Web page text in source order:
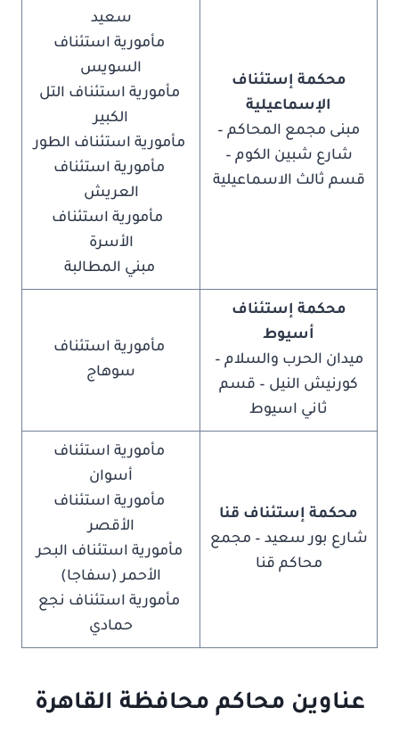
محكمة إستئناف
الإسماعيلية
مبنى مجمع المحاكم –
شارع شبين الكوم –
قسم ثالث الاسماعيلية
سعيد
مأمورية استئناف
السويس
مأمورية استئناف التل
الكبير
مأمورية استئناف الطور
مأمورية استئناف
العريش
مأمورية استئناف
الأسرة
مبني المطالبة
محكمة إستئناف
أسيوط
ميدان الحرب والسلام –
كورنيش النيل – قسم
ثاني اسيوط
مأمورية استئناف
سوهاج
محكمة إستئناف قنا
شارع بور سعيد – مجمع
محاكم قنا
مأمورية استئناف
أسوان
مأمورية استئناف
الأقصر
مأمورية استئناف البحر
الأحمر (سفاجا)
مأمورية استئناف نجع
حمادي
عناوين محاكم محافظة القاهرة